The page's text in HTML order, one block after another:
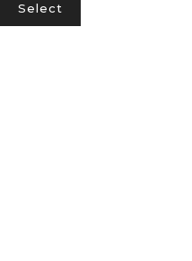
Select